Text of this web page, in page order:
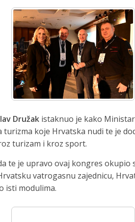
Družak istaknuo je kako
koje Hrvatska nudi te je
turizam i kroz sport.
te je upravo ovaj kongres okupio
vatrogasnu zajednicu,
isti modulima.